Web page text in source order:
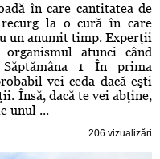
în care cantitatea de
la o cură în care
un anumit timp. Experţii
atunci când
1 În prima
vei ceda dacă eşti
Însă, dacă te vei abţine,
unul ...
206 vizualizări